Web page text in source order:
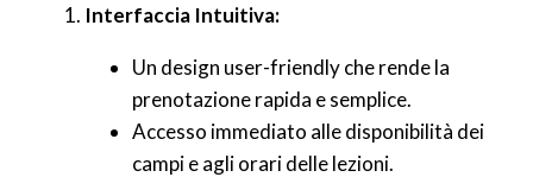
Interfaccia Intuitiva:
Un design user-friendly che rende la
prenotazione rapida e semplice.
Accesso immediato alle disponibilità dei
campi e agli orari delle lezioni.